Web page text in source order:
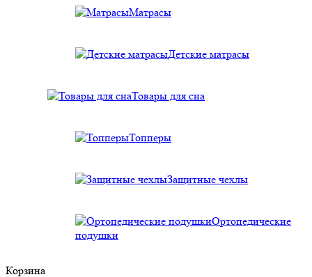
Матрасы
Детские матрасы
Товары для сна
Топперы
Защитные чехлы
Ортопедические
подушки
Корзина